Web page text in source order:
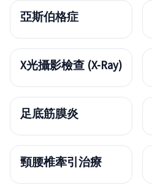
亞斯伯格症
X光攝影檢查 (X-Ray)
足底筋膜炎
頸腰椎牽引治療